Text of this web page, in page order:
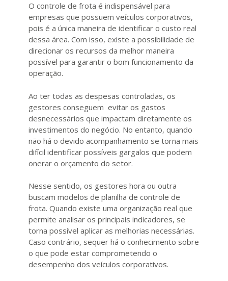
O controle de frota é indispensável para
empresas que possuem veículos corporativos,
pois é a única maneira de identificar o custo real
dessa área. Com isso, existe a possibilidade de
direcionar os recursos da melhor maneira
possível para garantir o bom funcionamento da
operação.
Ao ter todas as despesas controladas, os
gestores conseguem evitar os gastos
desnecessários que impactam diretamente os
investimentos do negócio. No entanto, quando
não há o devido acompanhamento se torna mais
difícil identificar possíveis gargalos que podem
onerar o orçamento do setor.
Nesse sentido, os gestores hora ou outra
buscam modelos de planilha de controle de
frota. Quando existe uma organização real que
permite analisar os principais indicadores, se
torna possível aplicar as melhorias necessárias.
Caso contrário, sequer há o conhecimento sobre
o que pode estar comprometendo o
desempenho dos veículos corporativos.